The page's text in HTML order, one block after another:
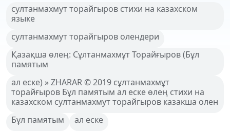
султанмахмут торайгыров стихи на казахском
языке
султанмахмут торайгыров олендери
Қазақша өлең: Сұлтанмахмұт Торайғыров (Бұл
памятым
ал еске) » ZHARAR © 2019 сұлтанмахмұт
торайғыров Бұл памятым ал еске өлең стихи на
казахском султанмахмут торайгыров казакша олен
Бұл памятым
ал еске